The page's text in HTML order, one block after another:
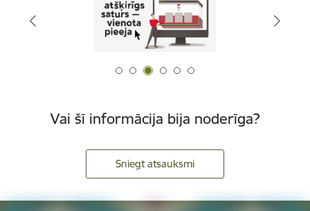
Vai šī informācija bija noderīga?
Sniegt atsauksmi